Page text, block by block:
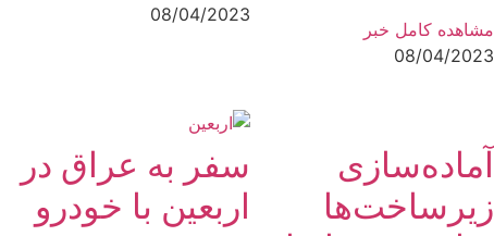
مشاهده کامل خبر
08/04/2023
08/04/2023
آماده‌سازی
زیرساخت‌‌ها
سفر به عراق در
اربعین با خودرو